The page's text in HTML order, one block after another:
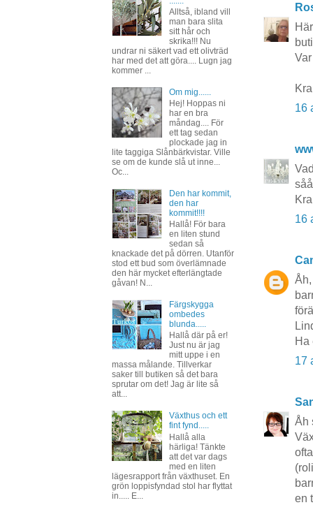
16
16
Ha
17
Åh
en
Alltså, ibland vill
man bara slita
sitt hår och
skrika!!! Nu
undrar ni säkert vad ett olivträd
har med det att göra.... Lugn jag
kommer ...
Om mig......
Hej! Hoppas ni
har en bra
måndag.... För
ett tag sedan
plockade jag in
lite taggiga Slånbärkvistar. Ville
se om de kunde slå ut inne...
Oc...
Den har kommit,
den har
kommit!!!!
Hallå! För bara
en liten stund
sedan så
knackade det på dörren. Utanför
stod ett bud som överlämnade
den här mycket efterlängtade
gåvan! N...
Färgskygga
ombedes
blunda.....
Hallå där på er!
Just nu är jag
mitt uppe i en
massa målande. Tillverkar
saker till butiken så det bara
sprutar om det! Jag är lite så
att...
Växthus och ett
fint fynd.....
Hallå alla
härliga! Tänkte
att det var dags
med en liten
lägesrapport från växthuset. En
grön loppisfyndad stol har flyttat
in..... E...